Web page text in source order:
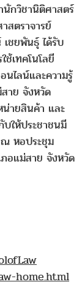
กวิชานิติศาสตร์
สตราจารย์
ชยพันธุ์ ได้รับ
ช้เทคโนโลยี
ไลน์และความรู้
าย จังหวัด
น่ายสินค้า และ
ให้ประชาชนมี
ณ หอประชุม
อแม่สาย จังหวัด
home.html